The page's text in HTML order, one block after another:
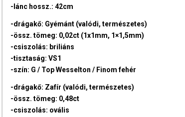
-lánc hossz.: 42cm
-drágakő: Gyémánt (valódi, természetes)
-össz. tömeg: 0,02ct (1x1mm, 1×1,5mm)
-csiszolás: briliáns
-tisztaság: VS1
-szín: G / Top Wesselton / Finom fehér
-drágakő: Zafír (valódi, természetes)
-össz. tömeg: 0,48ct
-csiszolás: ovális